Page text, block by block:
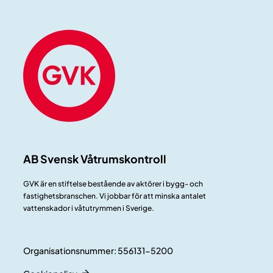
AB Svensk Våtrumskontroll
GVK är en stiftelse bestående av aktörer i bygg- och
fastighetsbranschen. Vi jobbar för att minska antalet
vattenskador i våtutrymmen i Sverige.
Organisationsnummer: 556131-5200